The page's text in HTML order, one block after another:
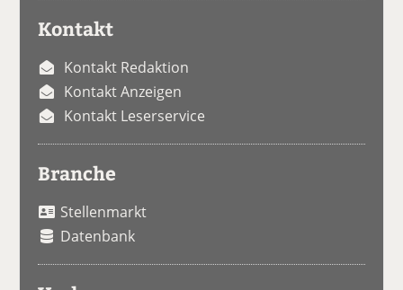
Kontakt
Kontakt Redaktion
Kontakt Anzeigen
Kontakt Leserservice
Branche
Stellenmarkt
Datenbank